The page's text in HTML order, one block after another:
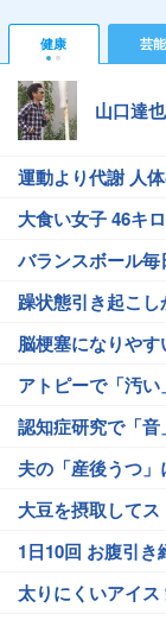
健康 芸能
山口達
運動より代謝 人
大食い女子 46キ
バランスボール
躁状態引き起こ
脳梗塞になりや
アトピーで「汚
認知症研究で「
夫の「産後うつ
大豆を摂取して
1日10回 お腹引
太りにくいアイ